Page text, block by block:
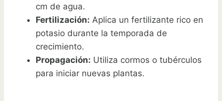
cm de agua.
Fertilización: Aplica un fertilizante rico en
potasio durante la temporada de
crecimiento.
Propagación: Utiliza cormos o tubérculos
para iniciar nuevas plantas.